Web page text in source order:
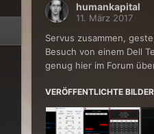
humankapital
11. März 2017
Servus zusammen,
Besuch von einem Dell
genug hier im Forum
VERÖFFENTLICHTE BILDER